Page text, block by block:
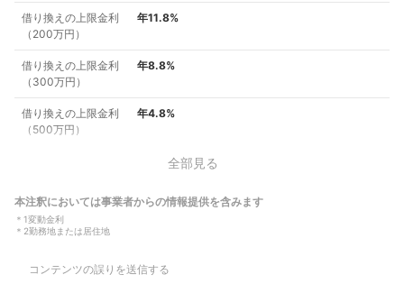
借り換えの上限金利
（200万円）
年11.8%
借り換えの上限金利
（300万円）
年8.8%
借り換えの上限金利
（500万円）
年4.8%
全部見る
本注釈においては事業者からの情報提供を含みます
＊ 1変動金利
＊ 2勤務地または居住地
コンテンツの誤りを送信する